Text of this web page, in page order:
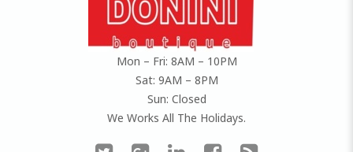
Mon – Fri: 8AM – 10PM
Sat: 9AM – 8PM
Sun: Closed
We Works All The Holidays.